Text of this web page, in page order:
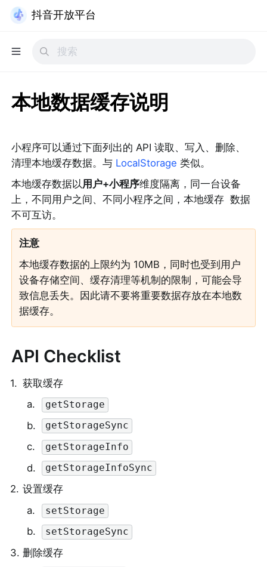
抖音开放平台
本地数据缓存说明
小程序可以通过下面列出的 API 读取、写入、删除、
清理本地缓存数据。与 LocalStorage 类似。
本地缓存数据以用户+小程序维度隔离，同一台设备
上，不同用户之间、不同小程序之间，本地缓存  数据
不可互访。
注意
本地缓存数据的上限约为 10MB，同时也受到用户
设备存储空间、缓存清理等机制的限制，可能会导
致信息丢失。因此请不要将重要数据存放在本地数
据缓存。
API Checklist
1. 获取缓存
a. getStorage
b. getStorageSync
c. getStorageInfo
d. getStorageInfoSync
2. 设置缓存
a. setStorage
b. setStorageSync
3. 删除缓存